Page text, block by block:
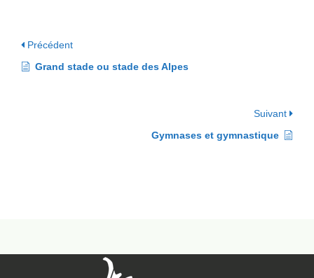
Précédent
Grand stade ou stade des Alpes
Suivant
Gymnases et gymnastique